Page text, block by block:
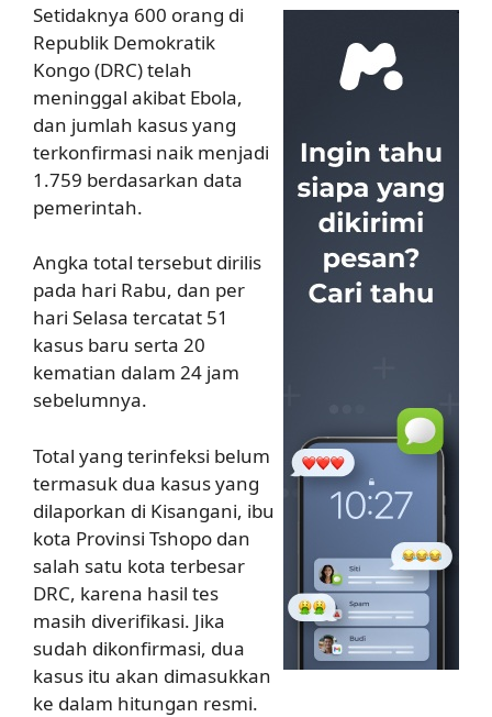
Setidaknya 600 orang di
Republik Demokratik
Kongo (DRC) telah
meninggal akibat Ebola,
dan jumlah kasus yang
terkonfirmasi naik menjadi
1.759 berdasarkan data
pemerintah.
Angka total tersebut dirilis
pada hari Rabu, dan per
hari Selasa tercatat 51
kasus baru serta 20
kematian dalam 24 jam
sebelumnya.
Total yang terinfeksi belum
termasuk dua kasus yang
dilaporkan di Kisangani, ibu
kota Provinsi Tshopo dan
salah satu kota terbesar
DRC, karena hasil tes
masih diverifikasi. Jika
sudah dikonfirmasi, dua
kasus itu akan dimasukkan
ke dalam hitungan resmi.